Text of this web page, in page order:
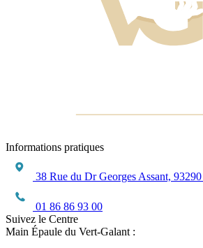
Informations pratiques
38 Rue du Dr Georges Assant,
01 86 86 93 00
Suivez le Centre
Main Épaule du Vert-Galant :